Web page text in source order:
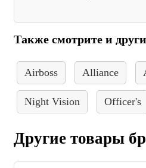
Также смотрите и
Airboss Alliance
Night Vision Officer's
Другие товары